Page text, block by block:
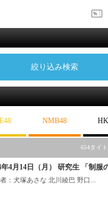
絞り込み検索
NMB48
654タイ
年4月14日（月） 研究生 「制服
：犬塚あさな 北川綾巴 野口...